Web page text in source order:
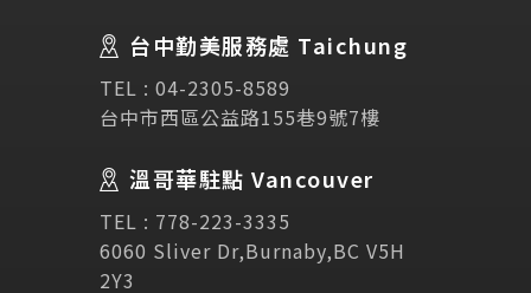
諮詢表單
立即諮詢
台中勤美服務處 Taichung
TEL : 04-2305-8589
台中市西區公益路155巷9號7樓
溫哥華駐點 Vancouver
TEL : 778-223-3335
6060 Sliver Dr,Burnaby,BC V5H
2Y3